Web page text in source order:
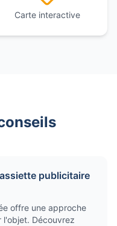
Carte interactive
publicitaire
offre une approche
l'objet. Découvrez